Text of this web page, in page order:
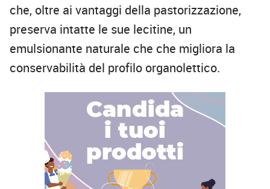
che, oltre ai vantaggi della pastorizzazione,
preserva intatte le sue lecitine, un
emulsionante naturale che che migliora la
conservabilità del profilo organolettico.